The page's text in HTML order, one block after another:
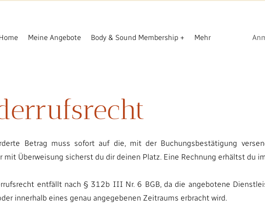
Meine Angebote Body & Sound Membership + Mehr
Betrag muss sofort auf die, mit der Buchungsbestätigung
mit Überweisung sicherst du dir deinen Platz. Eine Rechnung erhältst du
entfällt nach § 312b III Nr. 6 BGB, da die angebotene
innerhalb eines genau angegebenen Zeitraums erbracht wird.